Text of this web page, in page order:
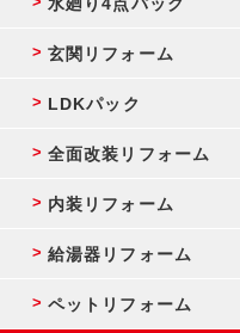
玄関リフォーム
LDKパック
全面改装リフォーム
内装リフォーム
給湯器リフォーム
ペットリフォーム